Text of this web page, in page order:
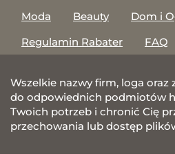
Moda Beauty Dom i
Regulamin Rabater
FAQ
Wszelkie nazwy firm, loga
do odpowiednich podmiotów
Twoich potrzeb i chronić Cię
przechowania lub dostęp